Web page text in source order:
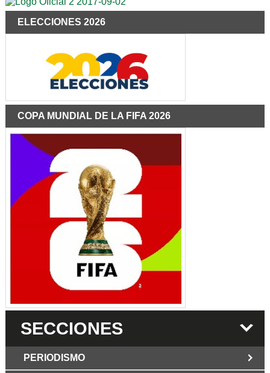
ELECCIONES 2026
COPA MUNDIAL DE LA FIFA 2026
SECCIONES
PERIODISMO